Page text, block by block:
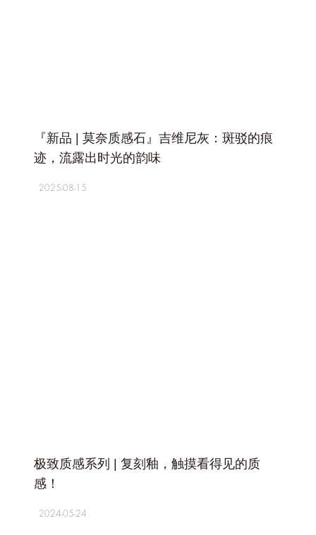
『新品 | 莫奈质感石』吉维尼灰：斑驳的痕
迹，流露出时光的韵味
2025-08-15
极致质感系列 | 复刻釉，触摸看得见的质
感！
2024-05-24